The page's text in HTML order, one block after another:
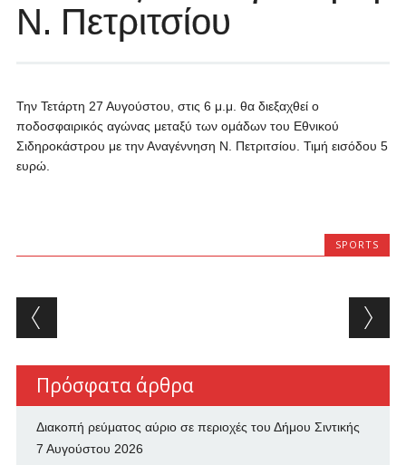
Ν. Πετριτσίου
Την Τετάρτη 27 Αυγούστου, στις 6 μ.μ. θα διεξαχθεί ο
ποδοσφαιρικός αγώνας μεταξύ των ομάδων του Εθνικού
Σιδηροκάστρου με την Αναγέννηση Ν. Πετριτσίου. Τιμή εισόδου 5
ευρώ.
SPORTS
Post navigation
Πρόσφατα άρθρα
Διακοπή ρεύματος αύριο σε περιοχές του Δήμου Σιντικής
7 Αυγούστου 2026